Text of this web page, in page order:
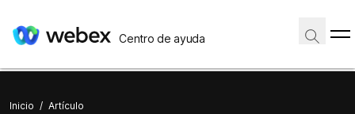
Centro de ayuda
Inicio / Artículo